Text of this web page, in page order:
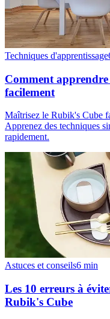
Techniques d'apprentissage
Comment
facilement
Maîtrisez le Rubik's Cube
Apprenez des techniques
rapidement.
Astuces et conseils6 min
Les 10 erreurs à
Rubik's Cube